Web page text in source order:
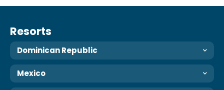
Resorts
Dominican Republic
Mexico